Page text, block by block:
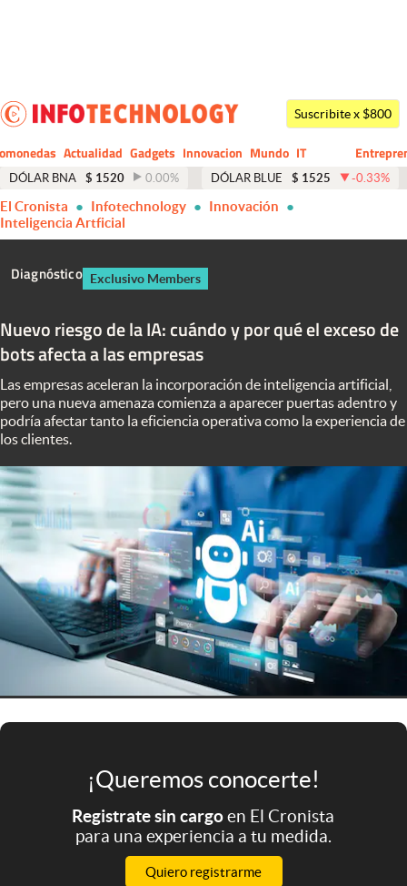
Dólar
Economía y Política
Finanzas y Mercados
Negocios
Otras secciones
Apertura
Infotechnology
Clima
Mundial 2026
Eventos Corporativos
El Cronista Studio
Mediakit
abre en nueva pestaña
Suscribite x $800
Actualidad Gadgets Innovacion Mundo
CIO
IT
Business
DÓLAR BNA $ 1520 0.00% DÓLAR BLUE $ 1525 -0.33%
El Cronista Infotechnology
Innovación
Inteligencia Artficial
Diagnóstico Exclusivo Members
Nuevo riesgo de la IA: cuándo y por qué el exceso de
bots afecta a las empresas
Las empresas aceleran la incorporación de inteligencia artificial,
pero una nueva amenaza comienza a aparecer puertas adentro y
podría afectar tanto la eficiencia operativa como la experiencia de
los clientes.
¡Queremos conocerte!
Registrate sin cargoen El Cronista
para una experiencia a tu medida.
Quiero registrarme